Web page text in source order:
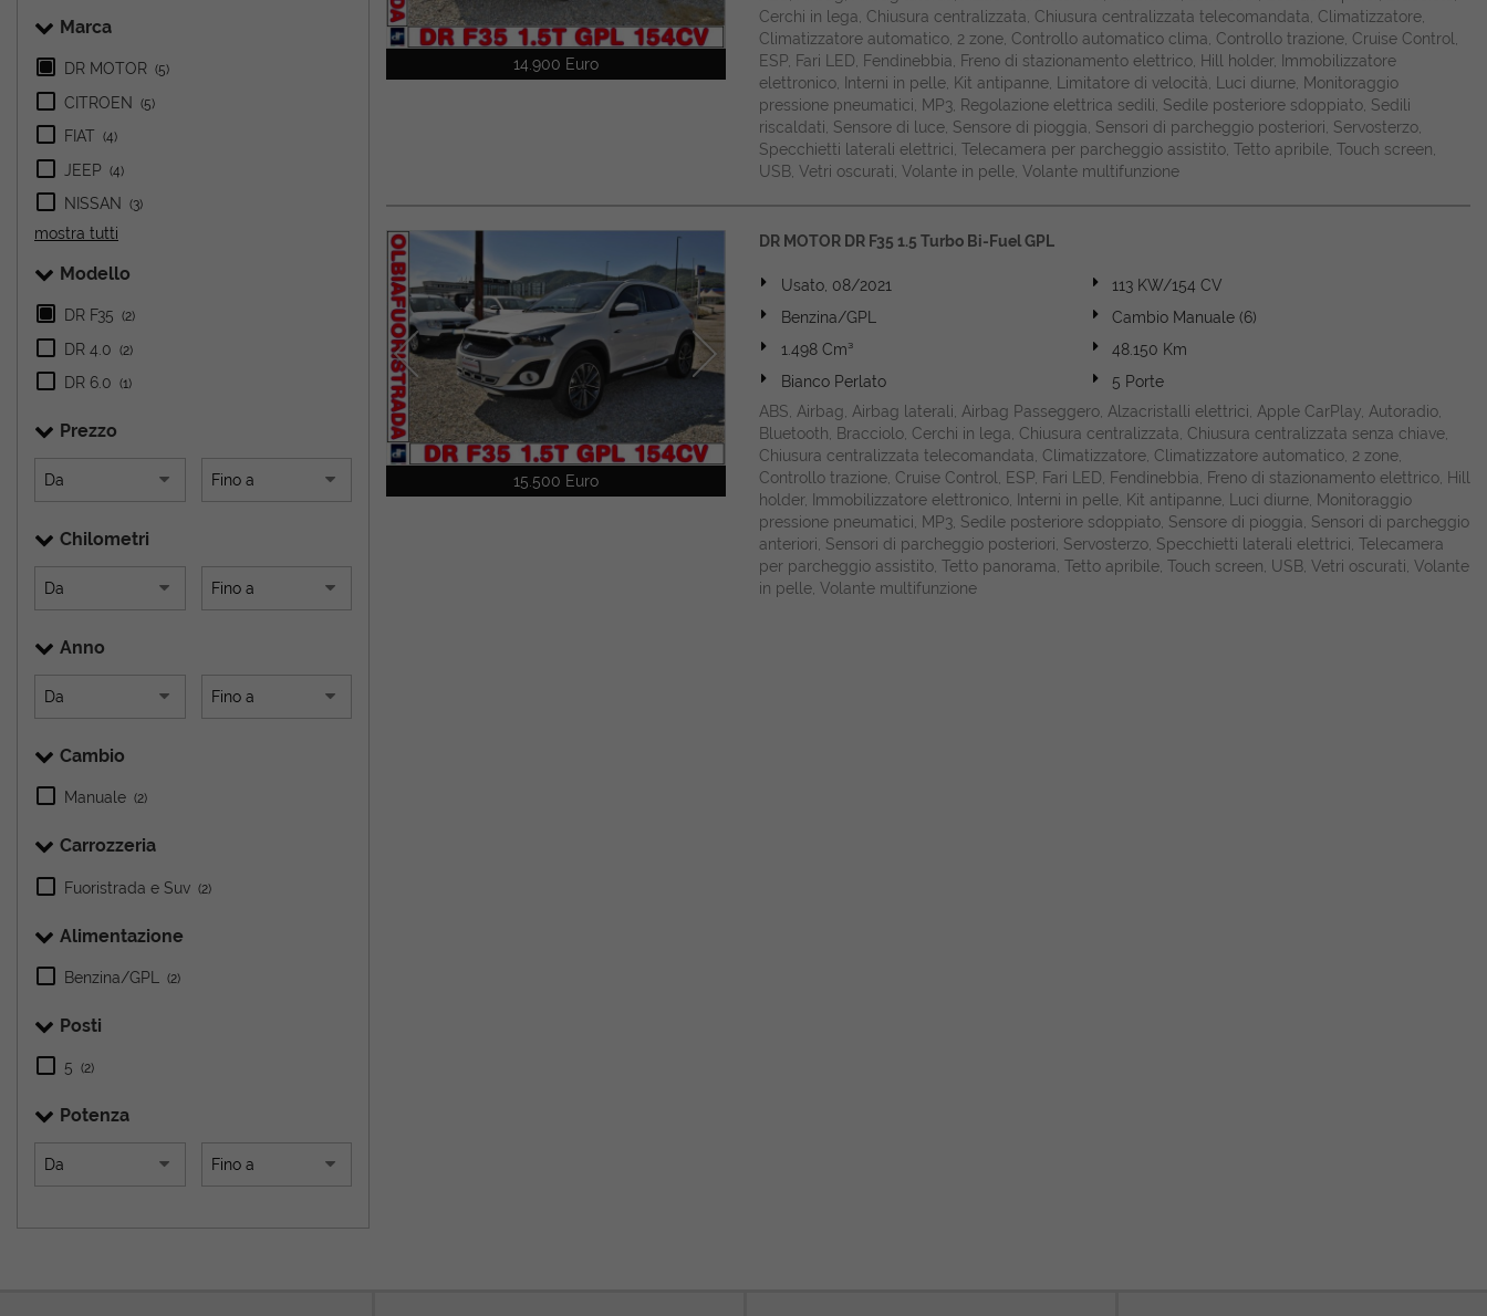
Marca
DR MOTOR (5)
CITROEN (5)
FIAT (4)
JEEP (4)
NISSAN (3)
mostra tutti
Modello
DR F35 (2)
DR 4.0 (2)
DR 6.0 (1)
Prezzo
Chilometri
Anno
Cambio
Manuale (2)
Carrozzeria
Fuoristrada e Suv (2)
Alimentazione
Benzina/GPL (2)
Posti
5 (2)
Potenza
14.900 Euro
Cerchi in lega, Chiusura centralizzata, Chiusura centralizzata telecomandata, Climatizzatore,
Climatizzatore automatico, 2 zone, Controllo automatico clima, Controllo trazione, Cruise Control,
ESP, Fari LED, Fendinebbia, Freno di stazionamento elettrico, Hill holder, Immobilizzatore
elettronico, Interni in pelle, Kit antipanne, Limitatore di velocità, Luci diurne, Monitoraggio
pressione pneumatici, MP3, Regolazione elettrica sedili, Sedile posteriore sdoppiato, Sedili
riscaldati, Sensore di luce, Sensore di pioggia, Sensori di parcheggio posteriori, Servosterzo,
Specchietti laterali elettrici, Telecamera per parcheggio assistito, Tetto apribile, Touch screen,
USB, Vetri oscurati, Volante in pelle, Volante multifunzione
15.500 Euro
DR MOTOR DR F35 1.5 Turbo Bi-Fuel GPL
Usato, 08/2021
113 KW/154 CV
Benzina/GPL
Cambio Manuale (6)
1.498 Cm³
48.150 Km
Bianco Perlato
5 Porte
ABS, Airbag, Airbag laterali, Airbag Passeggero, Alzacristalli elettrici, Apple CarPlay, Autoradio,
Bluetooth, Bracciolo, Cerchi in lega, Chiusura centralizzata, Chiusura centralizzata senza chiave,
Chiusura centralizzata telecomandata, Climatizzatore, Climatizzatore automatico, 2 zone,
Controllo trazione, Cruise Control, ESP, Fari LED, Fendinebbia, Freno di stazionamento elettrico, Hill
holder, Immobilizzatore elettronico, Interni in pelle, Kit antipanne, Luci diurne, Monitoraggio
pressione pneumatici, MP3, Sedile posteriore sdoppiato, Sensore di pioggia, Sensori di parcheggio
anteriori, Sensori di parcheggio posteriori, Servosterzo, Specchietti laterali elettrici, Telecamera
per parcheggio assistito, Tetto panorama, Tetto apribile, Touch screen, USB, Vetri oscurati, Volante
in pelle, Volante multifunzione